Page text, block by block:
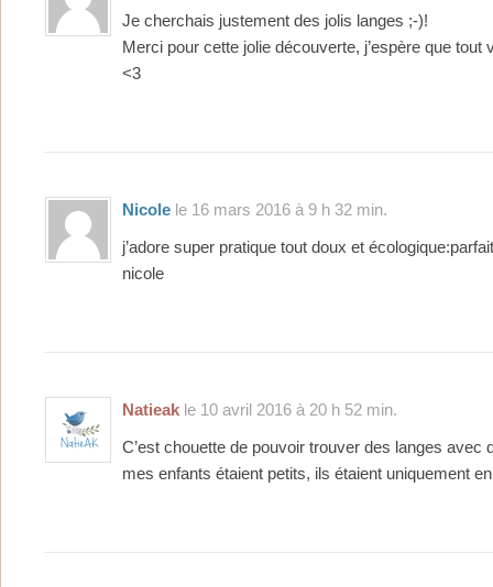
Je cherchais justement des jolis langes ;-)!
Merci pour cette jolie découverte, j’espère que tout
<3
Nicole le 16 mars 2016 à 9 h 32 min.
j’adore super pratique tout doux et
nicole
Natieak le 10 avril 2016 à 20 h 52 min.
C’est chouette de pouvoir trouver des langes avec
mes enfants étaient petits, ils étaient uniquement